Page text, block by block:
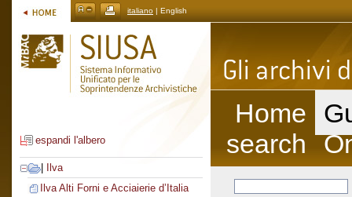
italiano | English
espandi l'albero
Ilva
Ilva Alti Forni e Acciaierie d’Italia
Home
search